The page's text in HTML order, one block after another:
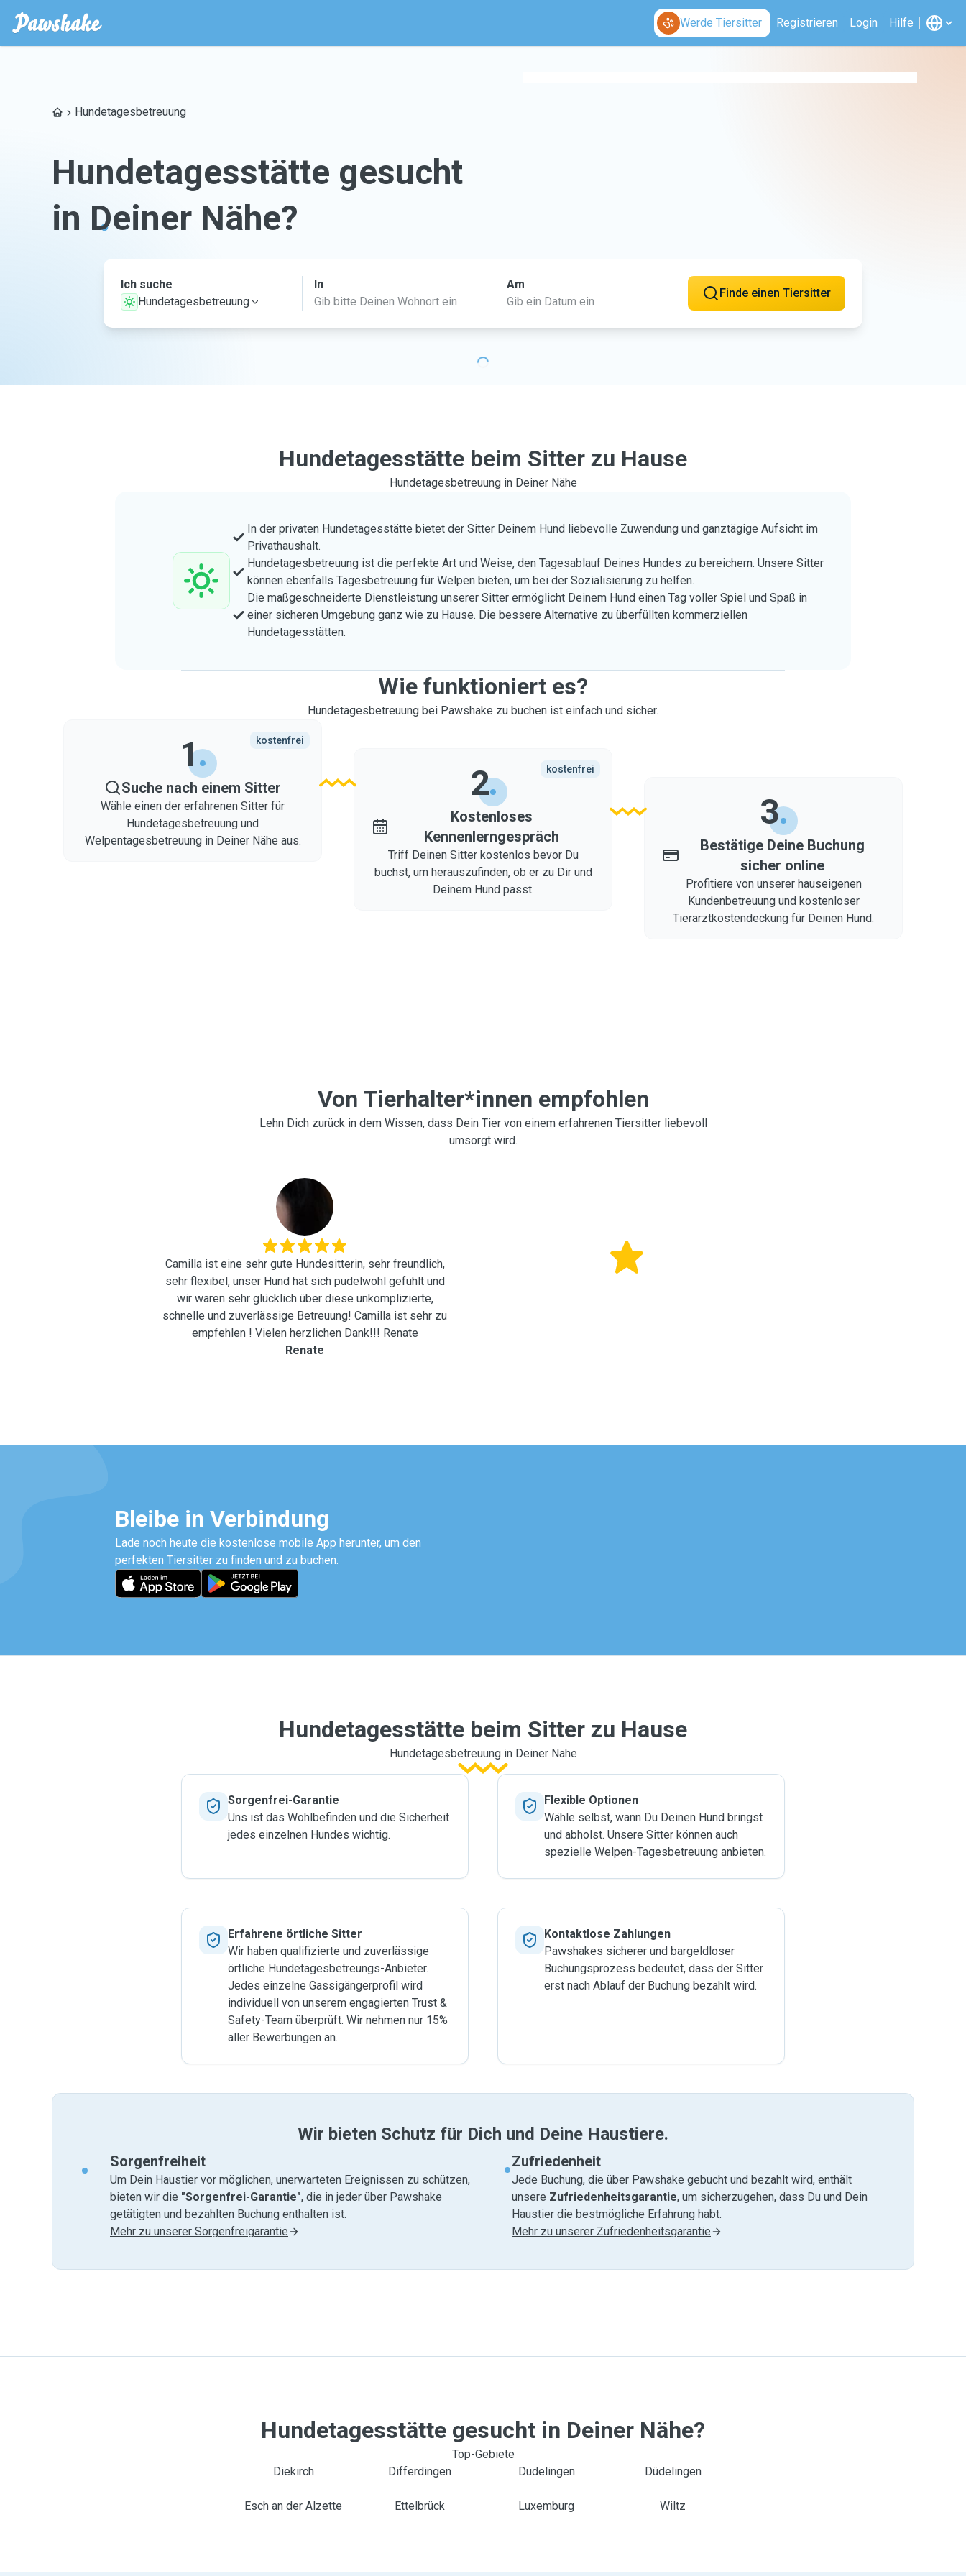
Werde Tiersitter Registrieren Login Hilfe
Hundetagesbetreuung
Hundetagesstätte gesucht
in Deiner Nähe?
Ich suche
Hundetagesbetreuung
In
Gib bitte Deinen Wohnort ein
Am
Gib ein Datum ein
Finde einen Tiersitter
Hundetagesstätte beim Sitter zu Hause
Hundetagesbetreuung in Deiner Nähe
In der privaten Hundetagesstätte bietet der Sitter Deinem Hund liebevolle Zuwendung und ganztägige Aufsicht im
Privathaushalt.
Hundetagesbetreuung ist die perfekte Art und Weise, den Tagesablauf Deines Hundes zu bereichern. Unsere Sitter
können ebenfalls Tagesbetreuung für Welpen bieten, um bei der Sozialisierung zu helfen.
Die maßgeschneiderte Dienstleistung unserer Sitter ermöglicht Deinem Hund einen Tag voller Spiel und Spaß in
einer sicheren Umgebung ganz wie zu Hause. Die bessere Alternative zu überfüllten kommerziellen
Hundetagesstätten.
Wie funktioniert es?
Hundetagesbetreuung bei Pawshake zu buchen ist einfach und sicher.
1
Suche nach einem Sitter
kostenfrei
Wähle einen der erfahrenen Sitter für
Hundetagesbetreuung und
Welpentagesbetreuung in Deiner Nähe aus.
2
Kostenloses
Kennenlerngespräch
kostenfrei
Triff Deinen Sitter kostenlos bevor Du
buchst, um herauszufinden, ob er zu Dir und
Deinem Hund passt.
3
Bestätige Deine Buchung
sicher online
Profitiere von unserer hauseigenen
Kundenbetreuung und kostenloser
Tierarztkostendeckung für Deinen Hund.
Von Tierhalter*innen empfohlen
Lehn Dich zurück in dem Wissen, dass Dein Tier von einem erfahrenen Tiersitter liebevoll
umsorgt wird.
Camilla ist eine sehr gute Hundesitterin, sehr freundlich,
sehr flexibel, unser Hund hat sich pudelwohl gefühlt und
wir waren sehr glücklich über diese unkomplizierte,
schnelle und zuverlässige Betreuung! Camilla ist sehr zu
empfehlen ! Vielen herzlichen Dank!!! Renate
Renate
Bleibe in Verbindung
Lade noch heute die kostenlose mobile App herunter, um den
perfekten Tiersitter zu finden und zu buchen.
Hundetagesstätte beim Sitter zu Hause
Hundetagesbetreuung in Deiner Nähe
Sorgenfrei-Garantie
Uns ist das Wohlbefinden und die Sicherheit
jedes einzelnen Hundes wichtig.
Flexible Optionen
Wähle selbst, wann Du Deinen Hund bringst
und abholst. Unsere Sitter können auch
spezielle Welpen-Tagesbetreuung anbieten.
Erfahrene örtliche Sitter
Wir haben qualifizierte und zuverlässige
örtliche Hundetagesbetreungs-Anbieter.
Jedes einzelne Gassigängerprofil wird
individuell von unserem engagierten Trust &
Safety-Team überprüft. Wir nehmen nur 15%
aller Bewerbungen an.
Kontaktlose Zahlungen
Pawshakes sicherer und bargeldloser
Buchungsprozess bedeutet, dass der Sitter
erst nach Ablauf der Buchung bezahlt wird.
Wir bieten Schutz für Dich und Deine Haustiere.
Sorgenfreiheit
Um Dein Haustier vor möglichen, unerwarteten Ereignissen zu schützen,
bieten wir die "Sorgenfrei-Garantie", die in jeder über Pawshake
getätigten und bezahlten Buchung enthalten ist.
Mehr zu unserer Sorgenfreigarantie
Zufriedenheit
Jede Buchung, die über Pawshake gebucht und bezahlt wird, enthält
unsere Zufriedenheitsgarantie, um sicherzugehen, dass Du und Dein
Haustier die bestmögliche Erfahrung habt.
Mehr zu unserer Zufriedenheitsgarantie
Hundetagesstätte gesucht in Deiner Nähe?
Top-Gebiete
Diekirch
Differdingen Düdelingen Düdelingen
Esch an der Alzette Ettelbrück Luxemburg Wiltz